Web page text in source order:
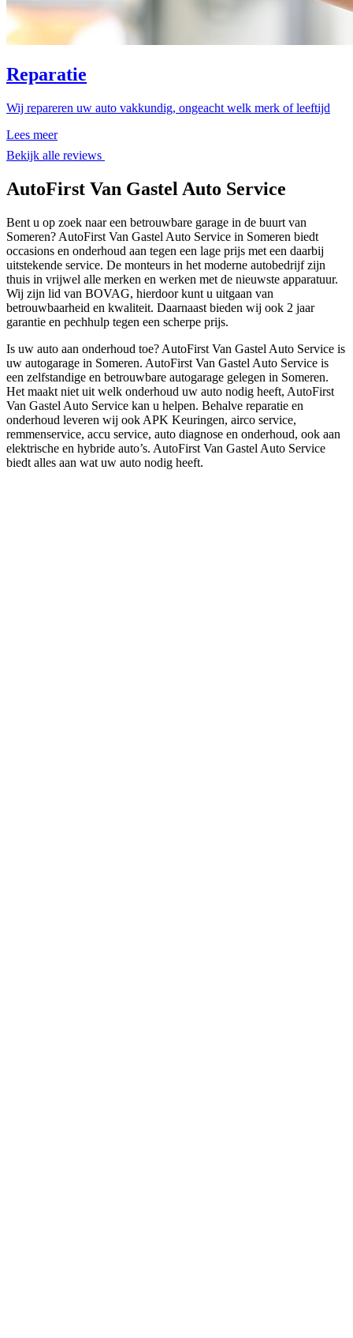
Reparatie
Wij repareren uw auto vakkundig, ongeacht welk merk of leeftijd
Lees meer
Bekijk alle reviews
AutoFirst Van Gastel Auto Service
Bent u op zoek naar een betrouwbare garage in de buurt van
Someren? AutoFirst Van Gastel Auto Service in Someren biedt
occasions en onderhoud aan tegen een lage prijs met een daarbij
uitstekende service. De monteurs in het moderne autobedrijf zijn
thuis in vrijwel alle merken en werken met de nieuwste apparatuur.
Wij zijn lid van BOVAG, hierdoor kunt u uitgaan van
betrouwbaarheid en kwaliteit. Daarnaast bieden wij ook 2 jaar
garantie en pechhulp tegen een scherpe prijs.
Is uw auto aan onderhoud toe? AutoFirst Van Gastel Auto Service is
uw autogarage in Someren. AutoFirst Van Gastel Auto Service is
een zelfstandige en betrouwbare autogarage gelegen in Someren.
Het maakt niet uit welk onderhoud uw auto nodig heeft, AutoFirst
Van Gastel Auto Service kan u helpen. Behalve reparatie en
onderhoud leveren wij ook APK Keuringen, airco service,
remmenservice, accu service, auto diagnose en onderhoud, ook aan
elektrische en hybride auto’s. AutoFirst Van Gastel Auto Service
biedt alles aan wat uw auto nodig heeft.